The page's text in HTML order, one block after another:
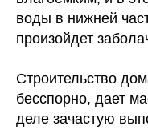
воды в нижней
произойдет
Строительство
бесспорно, дает
деле зачастую